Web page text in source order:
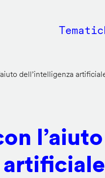
Main
dell’intelligenza
l’aiuto
artificiale